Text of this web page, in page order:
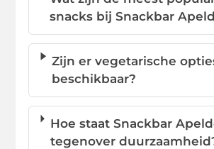
snacks bij Snackbar
Zijn er vegetarische
beschikbaar?
Hoe staat Snackbar
tegenover